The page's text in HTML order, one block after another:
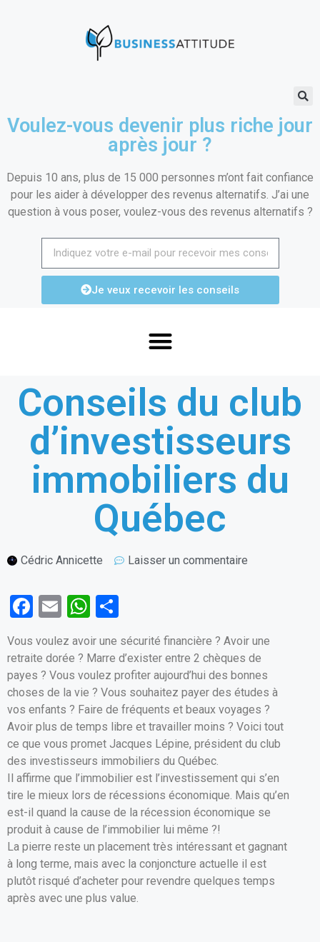
Voulez-vous devenir plus riche jour
après jour ?
Depuis 10 ans, plus de 15 000 personnes m’ont fait confiance
pour les aider à développer des revenus alternatifs. J’ai une
question à vous poser, voulez-vous des revenus alternatifs ?
Je veux recevoir les conseils
Conseils du club
d’investisseurs
immobiliers du
Québec
Cédric Annicette Laisser un commentaire
F
ce
b
o
o
k
E
ail
W
h
at
s
A
p
p
ar
ta
g
er
Vous voulez avoir une sécurité financière ? Avoir une
retraite dorée ? Marre d’exister entre 2 chèques de
payes ? Vous voulez profiter aujourd’hui des bonnes
choses de la vie ? Vous souhaitez payer des études à
vos enfants ? Faire de fréquents et beaux voyages ?
Avoir plus de temps libre et travailler moins ? Voici tout
ce que vous promet Jacques Lépine, président du club
des investisseurs immobiliers du Québec.
Il affirme que l’immobilier est l’investissement qui s’en
tire le mieux lors de récessions économique. Mais qu’en
est-il quand la cause de la récession économique se
produit à cause de l’immobilier lui même ?!
La pierre reste un placement très intéressant et gagnant
à long terme, mais avec la conjoncture actuelle il est
plutôt risqué d’acheter pour revendre quelques temps
après avec une plus value.